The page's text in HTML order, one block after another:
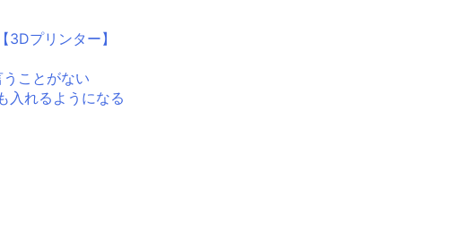
プリンター】
ことがない
入れるようになる